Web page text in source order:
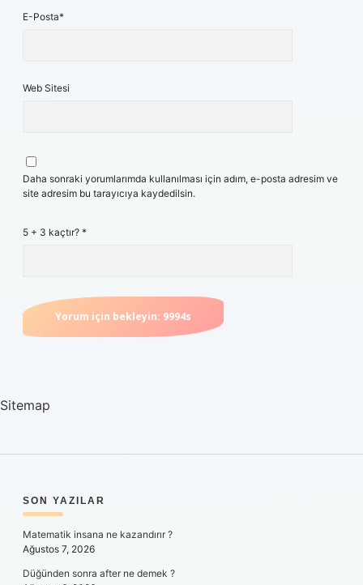
E-Posta*
Web Sitesi
Daha sonraki yorumlarımda kullanılması için adım, e-posta adresim ve
site adresim bu tarayıcıya kaydedilsin.
5 + 3 kaçtır? *
Sitemap
SIDEBAR
SON YAZILAR
Matematik insana ne kazandırır ?
Ağustos 7, 2026
Düğünden sonra after ne demek ?